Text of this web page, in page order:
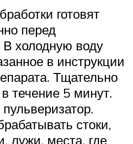
готовят
перед
холодную воду
в инструкции
Тщательно
течение 5 минут.
стоки,
лужи, места, где